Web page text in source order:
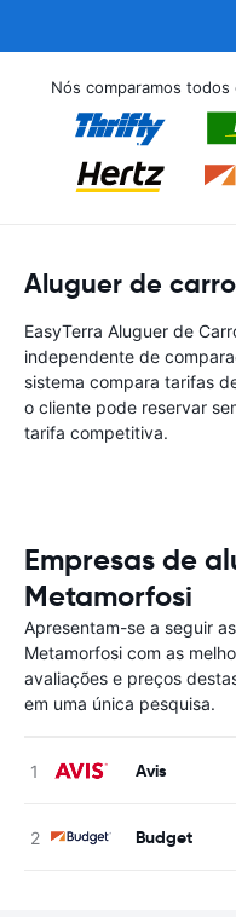
Nós comparamos
Aluguer de
EasyTerra Aluguer de
independente de
sistema compara tarifas
o cliente pode reservar
tarifa competitiva.
Empresas de
Metamorfosi
Apresentam-se a seguir
Metamorfosi com as
avaliações e preços
em uma única pesquisa.
Avis
Budget